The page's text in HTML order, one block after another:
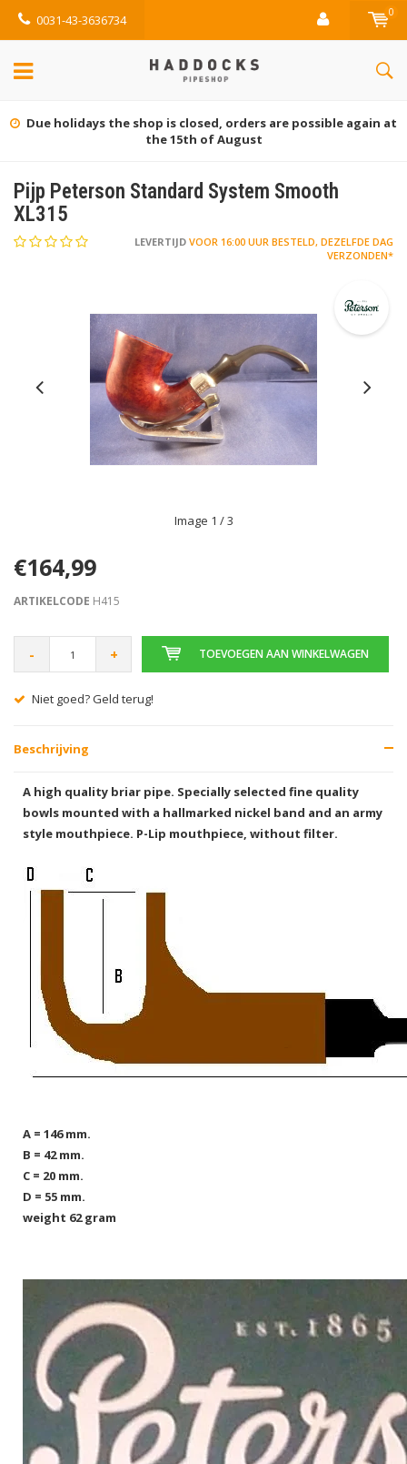
0031-43-3636734 0
Due holidays the shop is closed, orders are possible again at
the 15th of August
Pijp Peterson Standard System Smooth
XL315
LEVERTIJD VOOR 16:00 UUR BESTELD, DEZELFDE DAG
VERZONDEN*
Image 1 / 3
€164,99
ARTIKELCODE H415
- + TOEVOEGEN AAN WINKELWAGEN
Niet goed? Geld terug!
Beschrijving
A high quality briar pipe. Specially selected fine quality
bowls mounted with a hallmarked nickel band and an army
style mouthpiece. P-Lip mouthpiece, without filter.
A = 146 mm.
B = 42 mm.
C = 20 mm.
D = 55 mm.
weight 62 gram